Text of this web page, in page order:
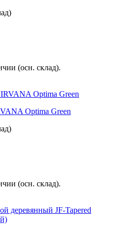
(осн. склад).
Optima Green
(осн. склад).